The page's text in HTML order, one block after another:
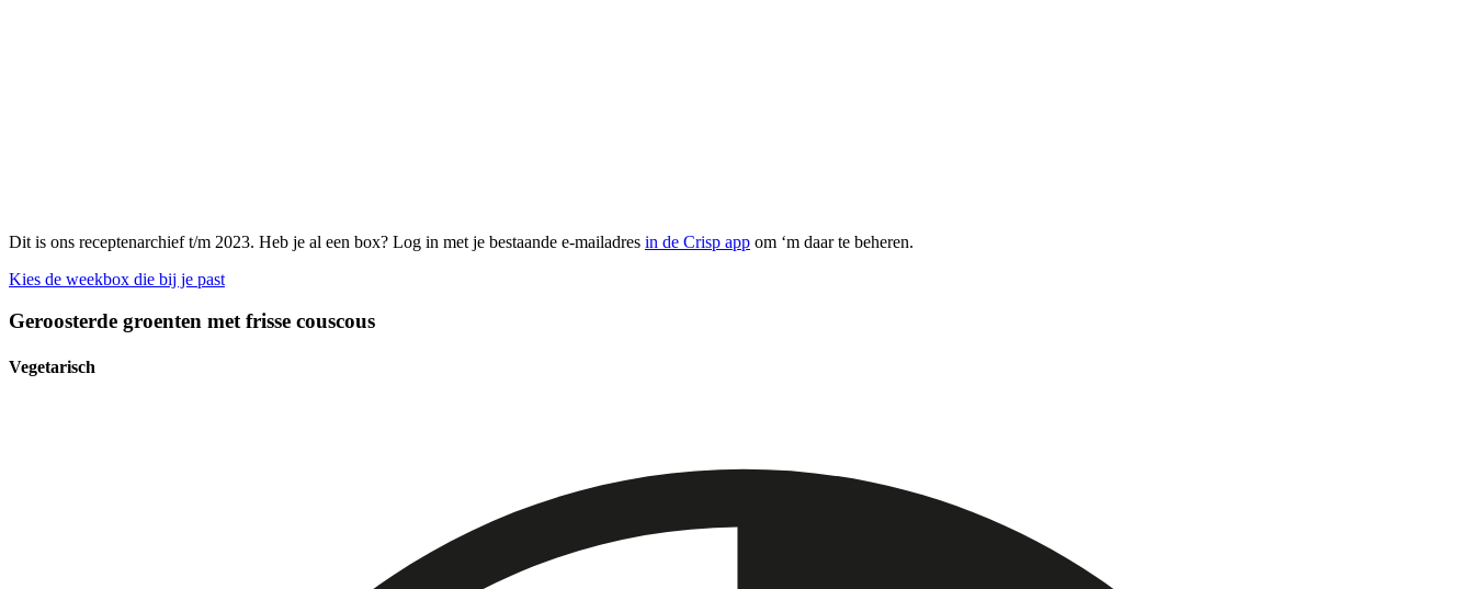
Dit is ons receptenarchief t/m 2023. Heb je al een box? Log in met je bestaande e-mailadres in de Crisp app om ‘m daar te beheren.
Kies de weekbox die bij je past
Geroosterde groenten met frisse couscous
Vegetarisch